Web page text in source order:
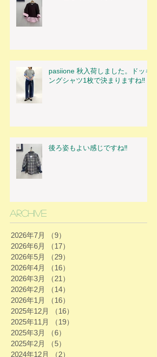
pasiione 秋入荷しました。ドッキ
ングシャツ1枚で決まりますね‼
後ろ姿もよい感じですね‼
Archive
2026年7月 （9）
2026年6月
（17）
2026年5月
（29）
2026年4月
（16）
2026年3月
（21）
2026年2月
（14）
2026年1月
（16）
2025年12月
（16）
2025年11月
（19）
2025年3月
（6）
2025年2月
（5）
2024年12月
（2）